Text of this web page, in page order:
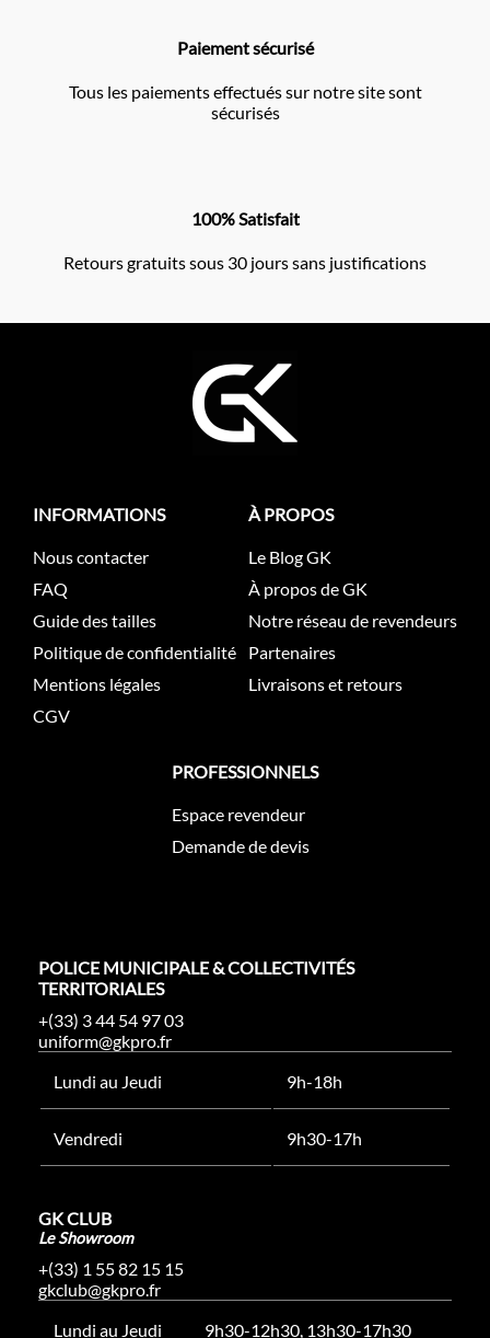
Paiement sécurisé
Tous les paiements effectués sur notre site sont
sécurisés
100% Satisfait
Retours gratuits sous 30 jours sans justifications
INFORMATIONS
Nous contacter
FAQ
Guide des tailles
Politique de confidentialité
Mentions légales
CGV
À PROPOS
Le Blog GK
À propos de GK
Notre réseau de revendeurs
Partenaires
Livraisons et retours
PROFESSIONNELS
Espace revendeur
Demande de devis
POLICE MUNICIPALE & COLLECTIVITÉS
TERRITORIALES
+(33) 3 44 54 97 03
uniform@gkpro.fr
Lundi au Jeudi
9h-18h
Vendredi 9h30-17h
GK CLUB
Le Showroom
+(33) 1 55 82 15 15
gkclub@gkpro.fr
Lundi au Jeudi
9h30-12h30, 13h30-17h30